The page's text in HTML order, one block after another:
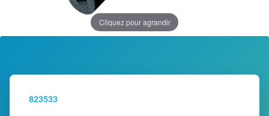
Cliquez pour agrandir
823533